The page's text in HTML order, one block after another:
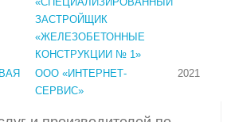
ЗАСТРОЙЩИК
«ЖЕЛЕЗОБЕТОННЫЕ
КОНСТРУКЦИИ № 1»
ООО «ИНТЕРНЕТ-
СЕРВИС»
2021